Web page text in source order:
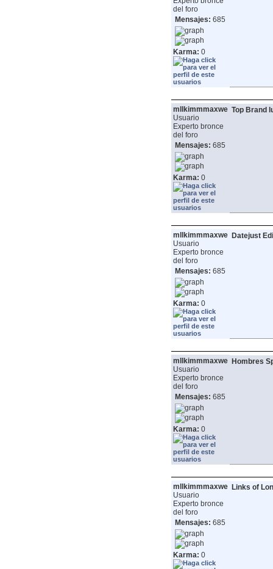
del foro
Mensajes: 685
Karma: 0
mllkimmmaxwe
Usuario
Experto bronce
del foro
Mensajes: 685
Karma: 0
Top Brand
mllkimmmaxwe
Usuario
Experto bronce
del foro
Mensajes: 685
Karma: 0
Datejust
mllkimmmaxwe
Usuario
Experto bronce
del foro
Mensajes: 685
Karma: 0
Hombres
mllkimmmaxwe
Usuario
Experto bronce
del foro
Mensajes: 685
Karma: 0
Links of